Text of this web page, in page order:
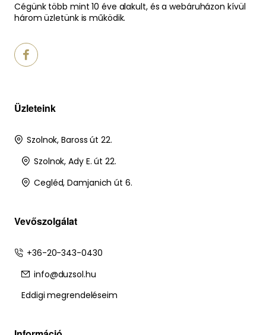
Cégünk több mint 10 éve alakult, és a webáruházon kívül
három üzletünk is működik.
Üzleteink
Szolnok, Baross út 22.
Szolnok, Ady E. út 22.
Cegléd, Damjanich út 6.
Vevőszolgálat
+36-20-343-0430
info@duzsol.hu
Eddigi megrendeléseim